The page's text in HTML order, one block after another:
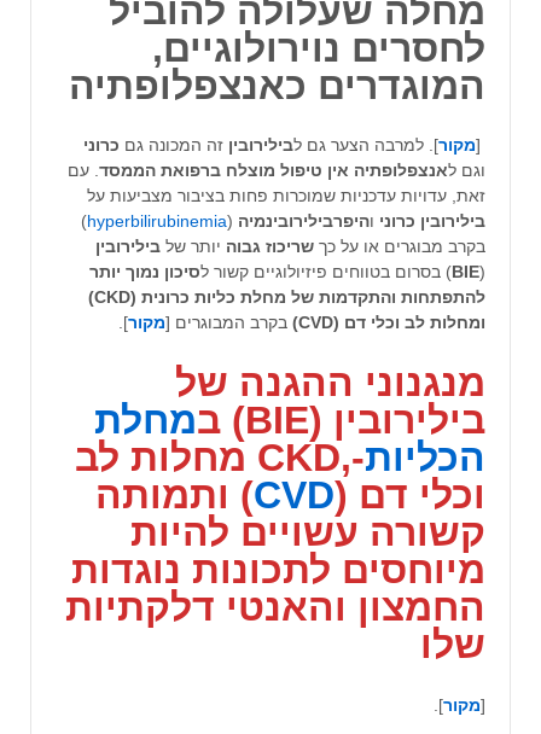
מחלה שעלולה להוביל
לחסרים נוירולוגיים,
המוגדרים כאנצפלופתיה
[מקור]. למרבה הצער גם לבילירובין זה המכונה גם כרוני
וגם לאנצפלופתיה אין טיפול מוצלח ברפואת הממסד. עם
זאת, עדויות עדכניות שמוכרות פחות בציבור מצביעות על
בילירובין כרוני והיפרבילירובינמיה (
hyperbilirubinemia
)
בקרב מבוגרים או על כך שריכוז גבוה יותר של בילירובין
(
BIE) בסרום בטווחים פיזיולוגיים קשור לסיכון נמוך יותר
להתפתחות והתקדמות של מחלת כליות כרונית (CKD)
ומחלות לב וכלי דם (CVD)
בקרב המבוגרים [מקור].
מנגנוני ההגנה של
בילירובין (
BIE) במחלת
הכליות-,
CKD מחלות לב
וכלי דם (CVD
) ותמותה
קשורה עשויים להיות
מיוחסים לתכונות נוגדות
החמצון והאנטי דלקתיות
שלו
[מקור].